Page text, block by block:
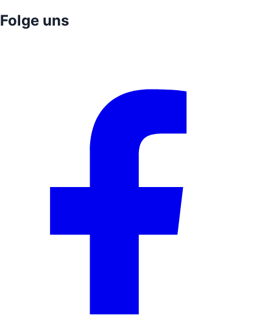
Folge uns